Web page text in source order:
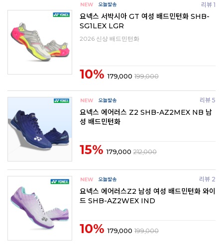
리뷰 1
요넥스 서박시아 GT 여성 배드민턴화 SHB-
SG1LEX LGR
2026 신상 배드민턴화
10% 179,000 199,000
리뷰 5
요넥스 에어러스 Z2 SHB-AZ2MEX NB 남
성 배드민턴화
15% 179,000 212,000
리뷰 2
요넥스 에어러스Z2 남성 여성 배드민턴화 와이
드 SHB-AZ2WEX IND
10% 179,000 199,000